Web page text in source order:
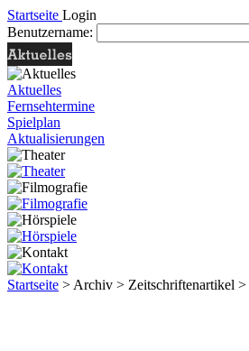
Startseite Login
Benutzername:
Aktuelles
Fernsehtermine
Spielplan
Aktualisierungen
Startseite > Archiv > Zeitschriftenartikel >